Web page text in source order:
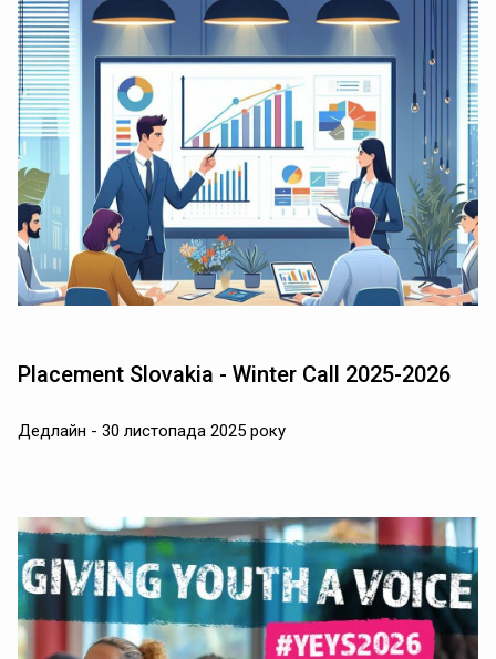
Placement Slovakia - Winter Call 2025-2026
Дедлайн - 30 листопада 2025 року